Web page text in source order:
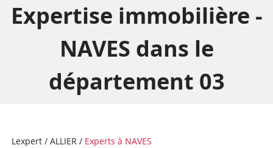
Expertise immobilière -
NAVES dans le
département 03
Lexpert/ ALLIER/ Experts à NAVES